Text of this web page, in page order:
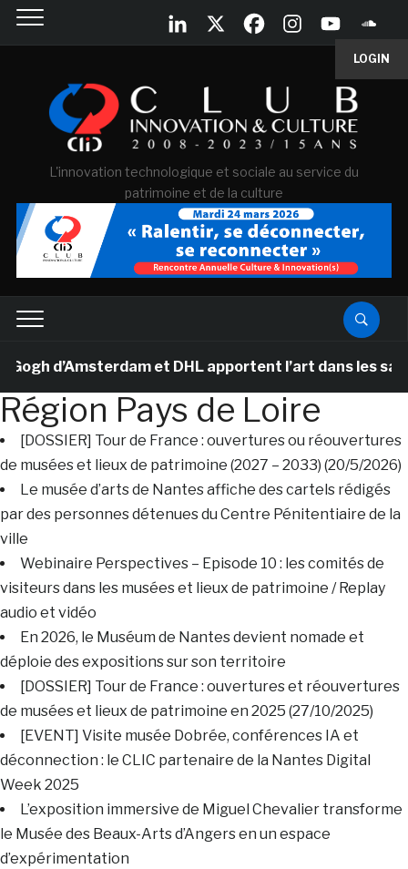
LOGIN
L'innovation technologique et sociale au service du
patrimoine et de la culture
d’Amsterdam et DHL apportent l’art dans les
Région Pays de Loire
[DOSSIER] Tour de France : ouvertures ou réouvertures
de musées et lieux de patrimoine (2027 – 2033) (20/5/2026)
Le musée d’arts de Nantes affiche des cartels rédigés
par des personnes détenues du Centre Pénitentiaire de la
ville
Webinaire Perspectives – Episode 10 : les comités de
visiteurs dans les musées et lieux de patrimoine / Replay
audio et vidéo
En 2026, le Muséum de Nantes devient nomade et
déploie des expositions sur son territoire
[DOSSIER] Tour de France : ouvertures et réouvertures
de musées et lieux de patrimoine en 2025 (27/10/2025)
[EVENT] Visite musée Dobrée, conférences IA et
déconnection : le CLIC partenaire de la Nantes Digital
Week 2025
L’exposition immersive de Miguel Chevalier transforme
le Musée des Beaux-Arts d’Angers en un espace
d’expérimentation